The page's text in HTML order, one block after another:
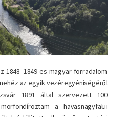
es magyar forradalom
az egyik vezéregyéniségéről
1891 által szervezett 100
a havasnagyfalui